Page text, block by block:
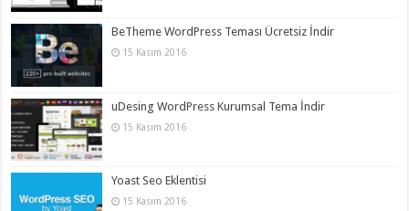
BeTheme WordPress Teması Ücretsiz İndir
15 Kasım 2016
uDesing WordPress Kurumsal Tema İndir
15 Kasım 2016
Yoast Seo Eklentisi
15 Kasım 2016